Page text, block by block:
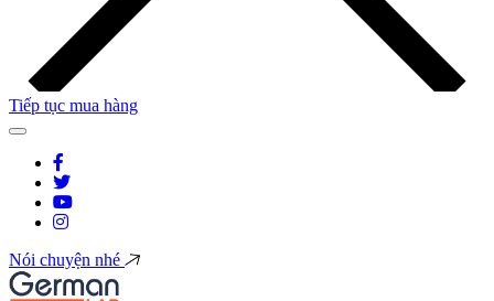
Tiếp tục mua hàng
Nói chuyện nhé